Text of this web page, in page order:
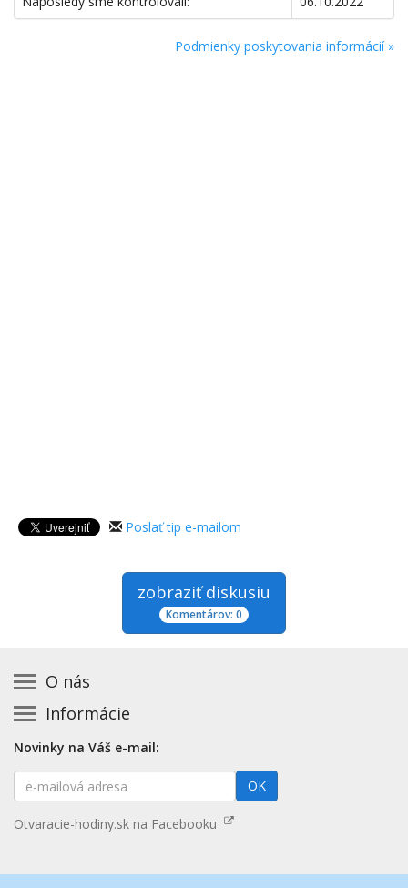
Podmienky poskytovania informácií »
Poslať tip e-mailom
zobraziť diskusiu
Komentárov: 0
O nás
Kontakt na prevádzkovateľa
Zásady používania cookies
Prehlásenie o prístupnosti
Mapa stránok
Informácie
Základná registrácia otváracích hodín zadarmo
Platené služby
Nenašli ste otváracie hodiny? Pošlite nám tip
Aktualizácia otváracích hodín
Novinky na Váš e-mail:
E-
mailová
OK
Otvaracie-hodiny.sk na Facebooku